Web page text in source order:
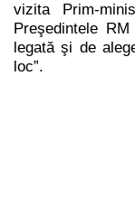
vizita Prim-
Preşedintele
legată şi de
loc”.